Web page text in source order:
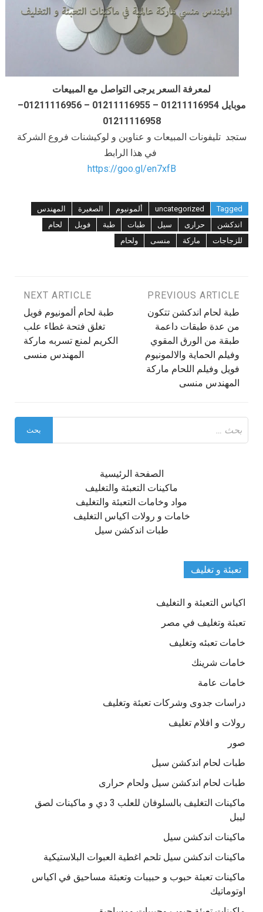
لمعرفة السعر يرجى التواصل مع المبيعات
موبايل 01211116954 – 01211116955 – 01211116956–
01211116958
ستجد تليفونات المبيعات و عناوين و لوكيشنات فروع الشركة
في هذا الرابط
https://goo.gl/en7xfB
Tagged
uncategorized ألمونيوم الصغيرة
المهندس
اندكشن
حرارى سيل طبات طبة فويل
لحام
للزجاجات
ماركة منسى ولحام
تصفّح
المقالات
PREVIOUS ARTICLE
طبة لحام اندكشن تتكون
من عدة طبقات داعمة
طبقة من الورق المقوي
وفيلم الحماية والالمونيوم
فويل وفيلم اللحام ماركة
المهندس منسى
NEXT ARTICLE
طبة لحام ألمونيوم فويل
تغلق فتحة غطاء علب
الكريم لمنع تسربه ماركة
المهندس منسى
عن:
الصفحة الرئيسية
ماكينات التعبئة والتغليف
مواد وخامات التعبئة والتغليف
خامات و رولات اكياس التغليف
طبات اندكشن سيل
تعبئة و تغليف
اكياس التعبئة و التغليف
تعبئة وتغليف في مصر
خامات تعبئه وتغليف
خامات شرينك
خامات عامة
دراسات جدوى وشركات تعبئة وتغليف
رولات و افلام تغليف
صور
طبات لحام اندكشن سيل
طبات لحام اندكشن سيل ولحام حرارى
ماكينات التغليف بالسلوفان للعلب 3 دي و ماكينات لصق
ليبل
ماكينات اندكشن سيل
ماكينات اندكشن سيل تلحم اغطية العبوات البلاستيكية
ماكينات تعبئة حبوب و حبيبات وتعبئة مساحيق في اكياس
اوتوماتيك